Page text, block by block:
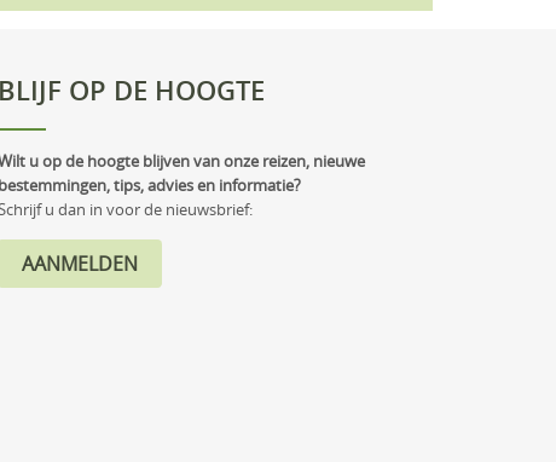
BLIJF OP DE HOOGTE
u op de hoogte blijven van onze reizen, nieuwe
bestemmingen, tips, advies en informatie?
u dan in voor de nieuwsbrief: